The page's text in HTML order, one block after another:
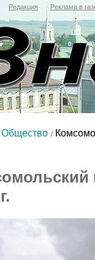
Редакция Реклама в
Общество